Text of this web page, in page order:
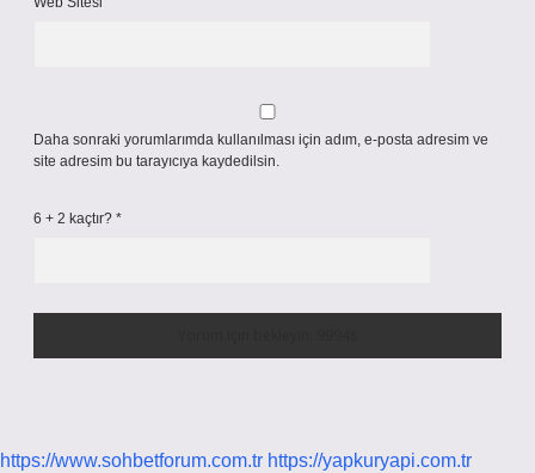
Daha sonraki yorumlarımda kullanılması için adım, e-posta adresim ve
site adresim bu tarayıcıya kaydedilsin.
6 + 2 kaçtır? *
https://www.sohbetforum.com.tr https://yapkuryapi.com.tr